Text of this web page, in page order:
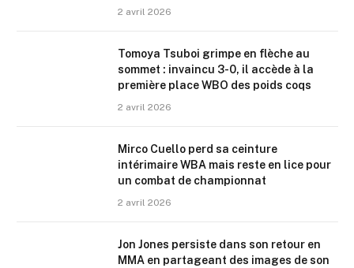
2 avril 2026
Tomoya Tsuboi grimpe en flèche au
sommet : invaincu 3-0, il accède à la
première place WBO des poids coqs
2 avril 2026
Mirco Cuello perd sa ceinture
intérimaire WBA mais reste en lice pour
un combat de championnat
2 avril 2026
Jon Jones persiste dans son retour en
MMA en partageant des images de son